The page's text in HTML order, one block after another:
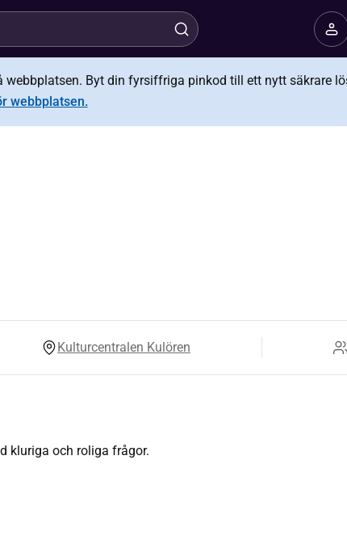
Byt din fyrsiffriga pinkod till ett nytt säkrare
webbplatsen.
Kulturcentralen Kulören
kluriga och roliga frågor.